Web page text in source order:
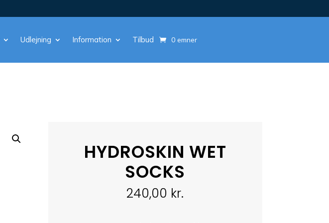
Udlejning Information Tilbud 0 emner
HYDROSKIN WET
SOCKS
240,00 kr.